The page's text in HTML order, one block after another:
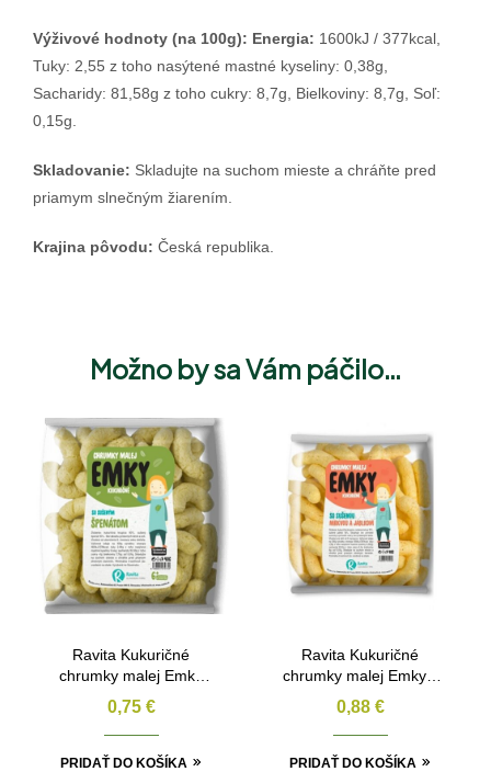
Výživové hodnoty (na 100g): Energia: 1600kJ / 377kcal,
Tuky: 2,55 z toho nasýtené mastné kyseliny: 0,38g,
Sacharidy: 81,58g z toho cukry: 8,7g, Bielkoviny: 8,7g, Soľ:
0,15g.
Skladovanie: Skladujte na suchom mieste a chráňte pred
priamym slnečným žiarením.
Krajina pôvodu: Česká republika.
Možno by sa Vám páčilo…
Ravita Kukuričné
chrumky malej Emky
so špenátom 40g
0,75 €
PRIDAŤ DO KOŠÍKA
Ravita Kukuričné
chrumky malej Emky s
mrkvou a jablkom 40g
0,88 €
PRIDAŤ DO KOŠÍKA